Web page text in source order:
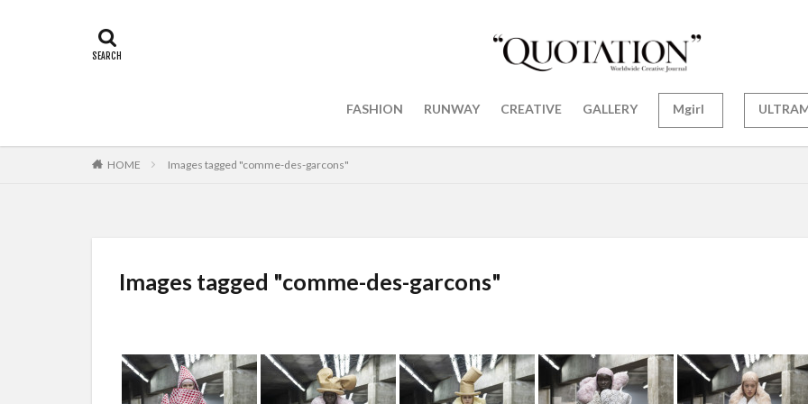
FASHION RUNWAY CREATIVE GALLERY Mgirl
HOME Images tagged "comme-des-garcons"
Images tagged "comme-des-garcons"